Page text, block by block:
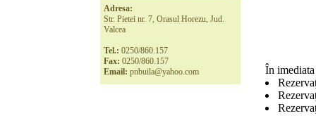
Adresa:
Str. Pietei nr. 7, Orasul Horezu, Jud.
Valcea
Tel.: 0250/860.157
Fax: 0250/860.157
Email: pnbuila@yahoo.com
În